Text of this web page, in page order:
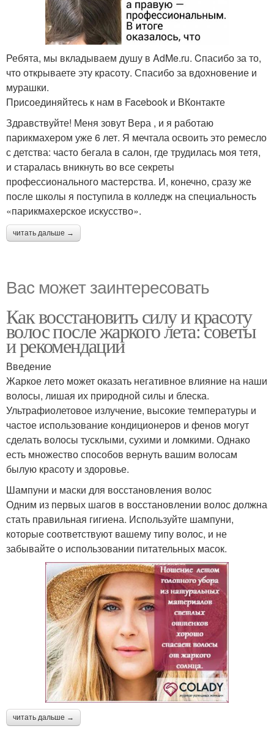
Ребята, мы вкладываем душу в AdMe.ru. Cпасибо за то,
что открываете эту красоту. Спасибо за вдохновение и
мурашки.
Присоединяйтесь к нам в Facebook и ВКонтакте
Здравствуйте! Меня зовут Вера , и я работаю
парикмахером уже 6 лет. Я мечтала освоить это ремесло
с детства: часто бегала в салон, где трудилась моя тетя,
и старалась вникнуть во все секреты
профессионального мастерства. И, конечно, сразу же
после школы я поступила в колледж на специальность
«парикмахерское искусство».
читать дальше →
Вас может заинтересовать
Как восстановить силу и красоту
волос после жаркого лета: советы
и рекомендации
Введение
Жаркое лето может оказать негативное влияние на наши
волосы, лишая их природной силы и блеска.
Ультрафиолетовое излучение, высокие температуры и
частое использование кондиционеров и фенов могут
сделать волосы тусклыми, сухими и ломкими. Однако
есть множество способов вернуть вашим волосам
былую красоту и здоровье.
Шампуни и маски для восстановления волос
Одним из первых шагов в восстановлении волос должна
стать правильная гигиена. Используйте шампуни,
которые соответствуют вашему типу волос, и не
забывайте о использовании питательных масок.
читать дальше →